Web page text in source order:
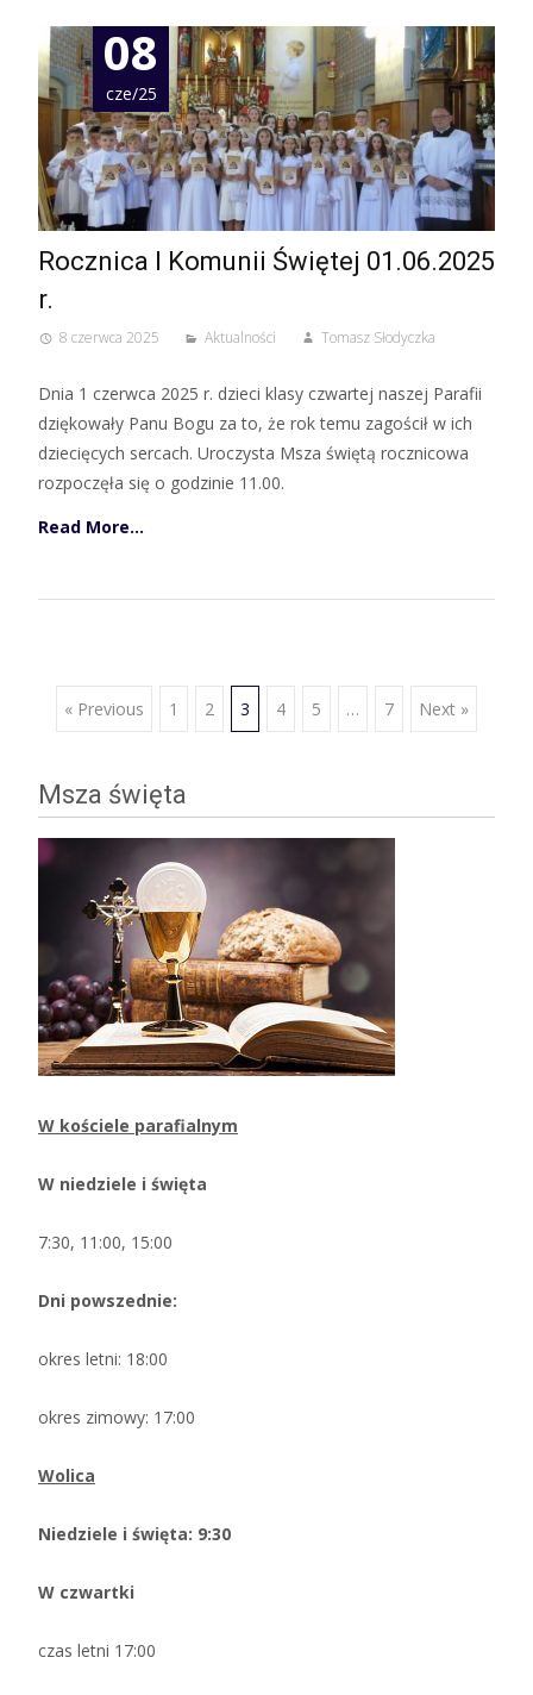
08
cze/25
Rocznica I Komunii Świętej 01.06.2025
r.
8 czerwca 2025 Aktualności Tomasz Słodyczka
Dnia 1 czerwca 2025 r. dzieci klasy czwartej naszej Parafii
dziękowały Panu Bogu za to, że rok temu zagościł w ich
dziecięcych sercach. Uroczysta Msza świętą rocznicowa
rozpoczęła się o godzinie 11.00.
Read More…
Posts
navigation
« Previous 1 2 3 4 5 … 7 Next »
Msza święta
W kościele parafialnym
W niedziele i święta
7:30, 11:00, 15:00
Dni powszednie:
okres letni: 18:00
okres zimowy: 17:00
Wolica
Niedziele i święta: 9:30
W czwartki
czas letni 17:00